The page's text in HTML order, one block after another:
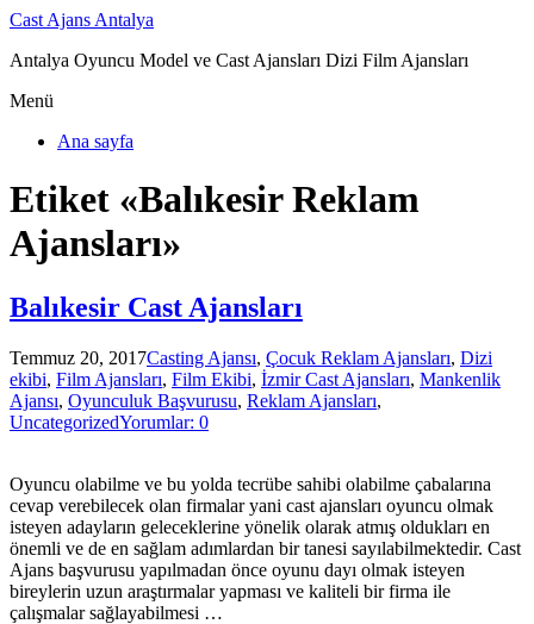
Cast Ajans Antalya
Antalya Oyuncu Model ve Cast Ajansları Dizi Film Ajansları
Menü
Ana sayfa
Etiket «Balıkesir Reklam
Ajansları»
Balıkesir Cast Ajansları
Temmuz 20, 2017Casting Ajansı, Çocuk Reklam Ajansları, Dizi
ekibi, Film Ajansları, Film Ekibi, İzmir Cast Ajansları, Mankenlik
Ajansı, Oyunculuk Başvurusu, Reklam Ajansları,
UncategorizedYorumlar: 0
Oyuncu olabilme ve bu yolda tecrübe sahibi olabilme çabalarına
cevap verebilecek olan firmalar yani cast ajansları oyuncu olmak
isteyen adayların geleceklerine yönelik olarak atmış oldukları en
önemli ve de en sağlam adımlardan bir tanesi sayılabilmektedir. Cast
Ajans başvurusu yapılmadan önce oyunu dayı olmak isteyen
bireylerin uzun araştırmalar yapması ve kaliteli bir firma ile
çalışmalar sağlayabilmesi …